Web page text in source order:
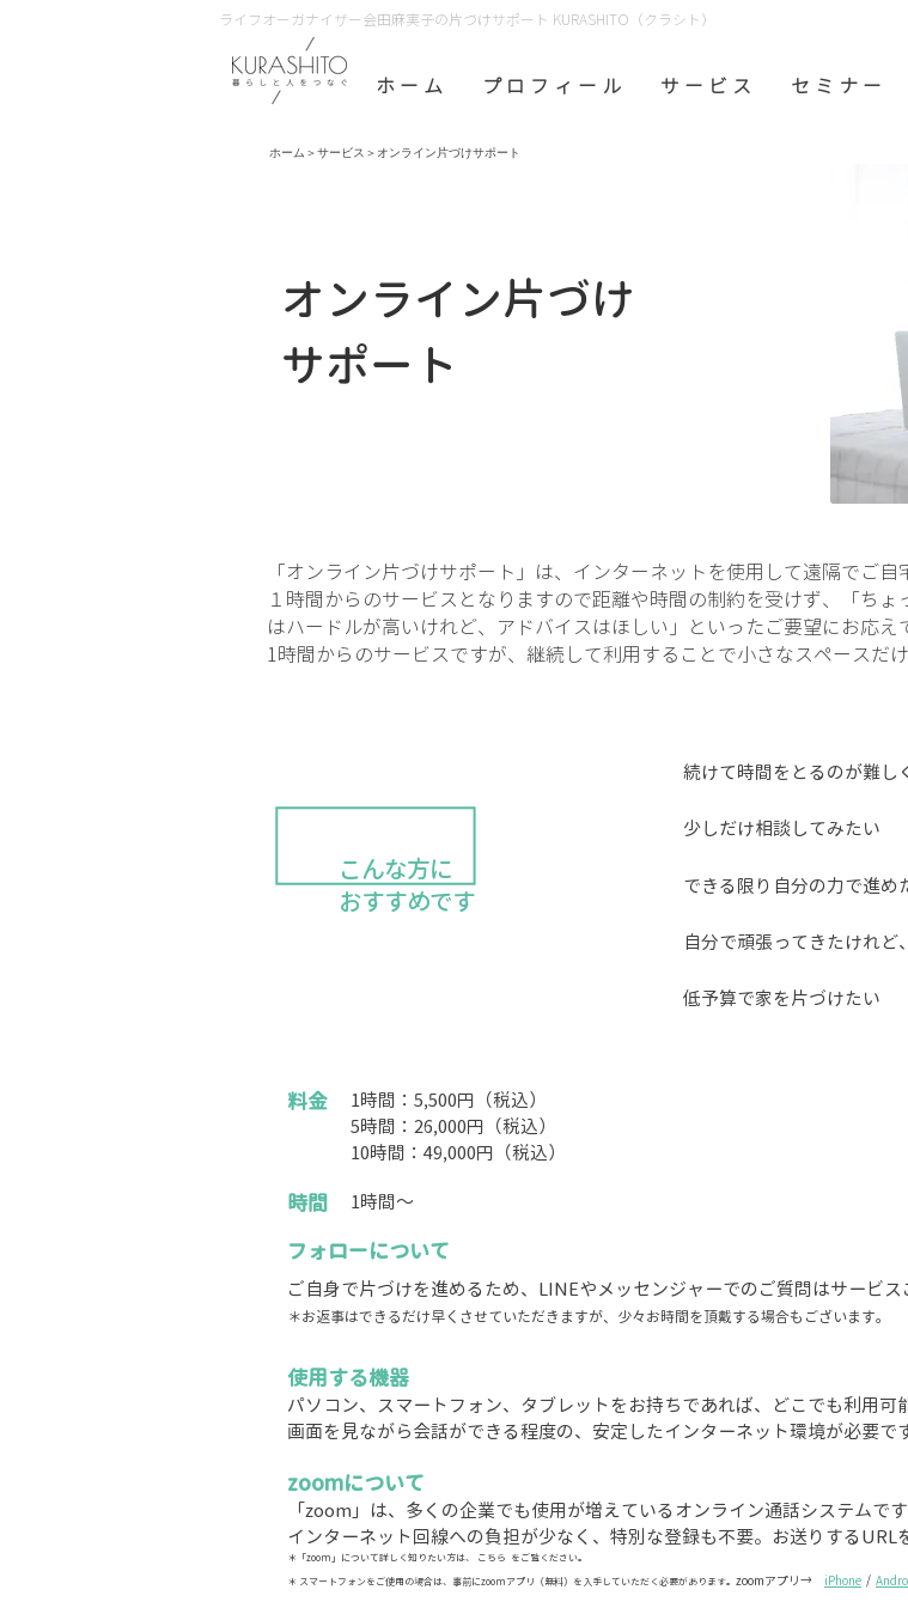
ライフオーガナイザー会田麻実子の片づけサポート KURASHITO（クラシト）
ホ ー ム プ ロ フ ィ ー ル サ ー ビ ス セ ミ ナ ー
ホーム ＞サービス＞オンライン片づけサポート
オンライン片づけ
​サポート
「オンライン片づけサポート」は、インターネットを使用して遠隔でご
１時間からのサービスとなりますので距離や時間の制約を受けず、「ち
はハードルが高いけれど、アドバイスはほしい」といったご要望にお応え
1時間からのサービスですが、継続して利用することで小さなスペースだ
続けて時間をとるのが難し
こんな方に
おすすめです
少しだけ相談してみたい
できる限り自分の力で進め
自分で頑張ってきたけれ
低予算で家を片づけたい
料金
1時間：5,500円（税込）
5時間：26,000円（税込）
10時間：49,000円（税込）
時間 ​1時間〜
フォローについて
ご自身で片づけを進めるため、LINEやメッセンジャーでのご質問はサービ
＊お返事はできるだけ早くさせていただきますが、少々お時間を頂戴する場合もございます。
使用する機器
パソコン、スマートフォン、タブレットをお持ちであれば、どこでも利用可
画面を見ながら会話ができる程度の、安定したインターネット環境が必要で
zoomについて
「zoom」は、多くの企業でも使用が増えているオンライン通話システムです
インターネット回線への負担が少なく、特別な登録も不要。お送りするURL
＊「zoom」について詳しく知りたい方は、 こちら をご覧ください。
＊ スマートフォンをご使用の場合は、事前にzoomアプリ（無料）を入手していただく必要があります。 zoomアプリ→ iPhone /